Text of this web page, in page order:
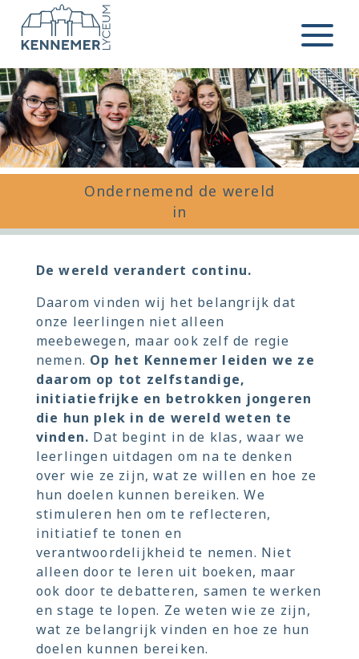
Ga naar de inhoud
Menu
Ondernemend de wereld
in
De wereld verandert continu.
Daarom vinden wij het belangrijk dat
onze leerlingen niet alleen
meebewegen, maar ook zelf de regie
nemen. Op het Kennemer leiden we ze
daarom op tot zelfstandige,
initiatiefrijke en betrokken jongeren
die hun plek in de wereld weten te
vinden. Dat begint in de klas, waar we
leerlingen uitdagen om na te denken
over wie ze zijn, wat ze willen en hoe ze
hun doelen kunnen bereiken. We
stimuleren hen om te reflecteren,
initiatief te tonen en
verantwoordelijkheid te nemen. Niet
alleen door te leren uit boeken, maar
ook door te debatteren, samen te werken
en stage te lopen. Ze weten wie ze zijn,
wat ze belangrijk vinden en hoe ze hun
doelen kunnen bereiken.